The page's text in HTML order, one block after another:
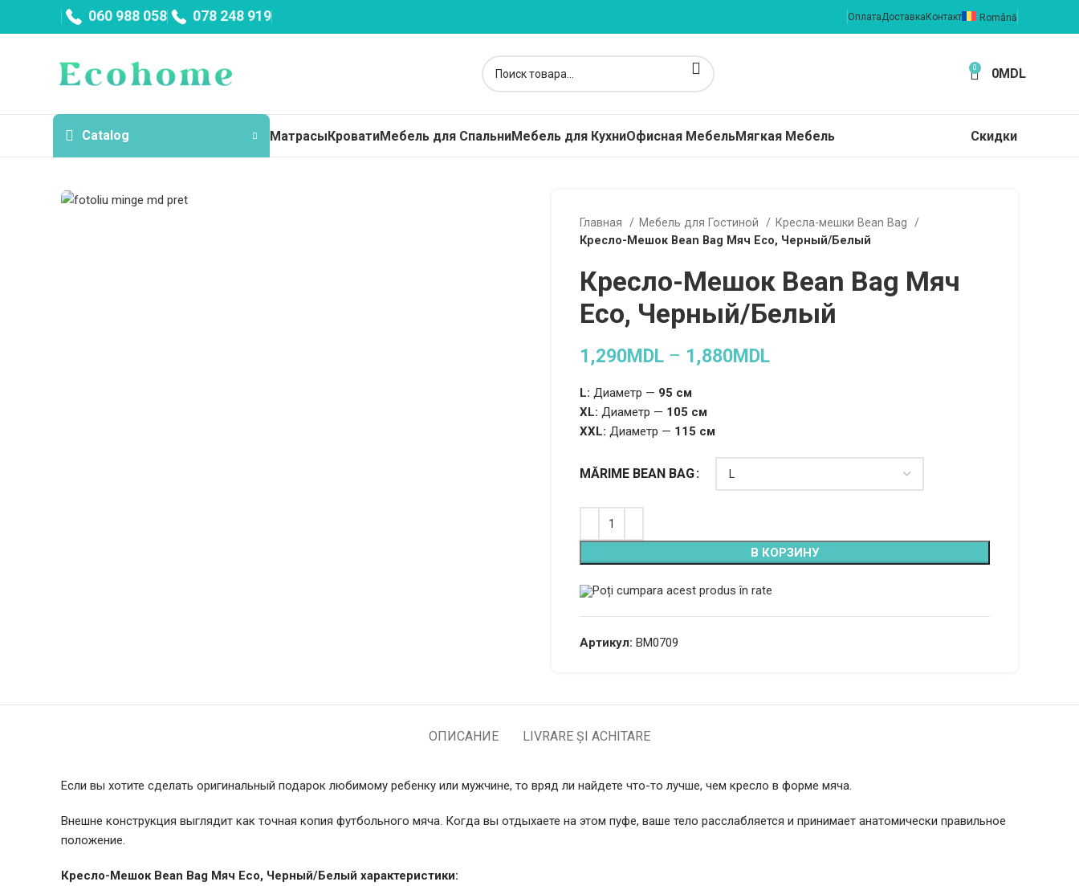
060 988 058 078 248 919 ОплатаДоставка Контакт Română
0 0MDL
Catalog МатрасыКроватиМебель для СпальниМебель для КухниОфисная МебельМягкая Мебель Скидки
Главная Мебель для Гостиной
Кресла-мешки Bean Bag
Кресло-Мешок Bean Bag Мяч Eco, Черный/Белый
Кресло-Мешок Bean Bag Мяч
Eco, Черный/Белый
1,290MDL – 1,880MDL
L: Диаметр — 95 см
XL: Диаметр — 105 см
XXL: Диаметр — 115 см
MĂRIME BEAN BAG
В КОРЗИНУ
Poți cumpara acest produs în rate
Артикул: BM0709
ОПИСАНИЕ LIVRARE ȘI ACHITARE
Если вы хотите сделать оригинальный подарок любимому ребенку или мужчине, то вряд ли найдете что-то лучше, чем кресло в форме мяча.
Внешне конструкция выглядит как точная копия футбольного мяча. Когда вы отдыхаете на этом пуфе, ваше тело расслабляется и принимает анатомически правильное
положение.
Кресло-Мешок Bean Bag Мяч Eco, Черный/Белый xарактеристики: